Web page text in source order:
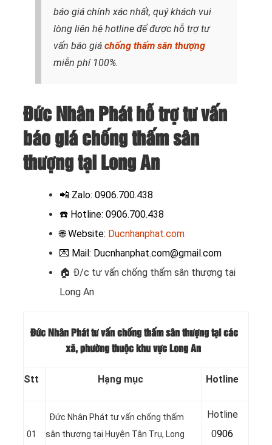
báo giá chính xác nhất, quý khách vui
lòng liên hệ hotline để được hỗ trợ tư
vấn báo giá chống thấm sân thượng
miễn phí 100%.
Đức Nhân Phát hỗ trợ tư vấn
báo giá chống thấm sân
thượng tại Long An
📲 Zalo: 0906.700.438
☎️ Hotline: 0906.700.438
🌐 Website: Ducnhanphat.com
💌 Mail: Ducnhanphat.com@gmail.com
🏠 Đ/c tư vấn chống thấm sân thượng tại
Long An
Đức Nhân Phát tư vấn chống thấm sân thượng tại các
xã, phường thuộc khu vực Long An
Stt Hạng mục Hotline
01
Đức Nhân Phát tư vấn chống thấm
sân thượng tại Huyện Tân Trụ, Long
Hotline
0906